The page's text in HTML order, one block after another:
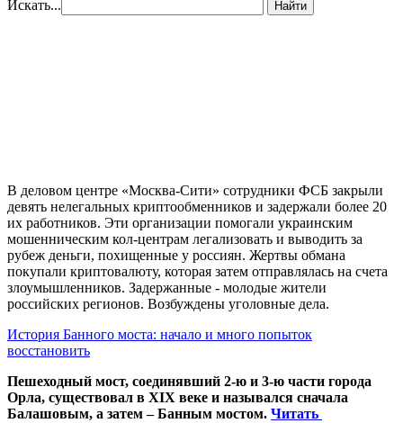
Искать... Найти
В деловом центре «Москва-Сити» сотрудники ФСБ закрыли
девять нелегальных криптообменников и задержали более 20
их работников. Эти организации помогали украинским
мошенническим кол-центрам легализовать и выводить за
рубеж деньги, похищенные у россиян. Жертвы обмана
покупали криптовалюту, которая затем отправлялась на счета
злоумышленников. Задержанные - молодые жители
российских регионов. Возбуждены уголовные дела.
История Банного моста: начало и много попыток
восстановить
Пешеходный мост, соединявший 2-ю и 3-ю части города
Орла, существовал в XIX веке и назывался сначала
Балашовым, а затем – Банным мостом. Читать